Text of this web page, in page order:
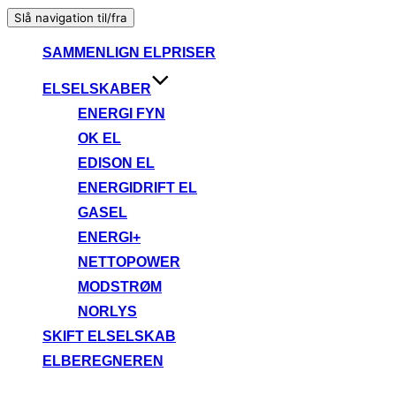
Slå navigation til/fra
SAMMENLIGN ELPRISER
ELSELSKABER
ENERGI FYN
OK EL
EDISON EL
ENERGIDRIFT EL
GASEL
ENERGI+
NETTOPOWER
MODSTRØM
NORLYS
SKIFT ELSELSKAB
ELBEREGNEREN